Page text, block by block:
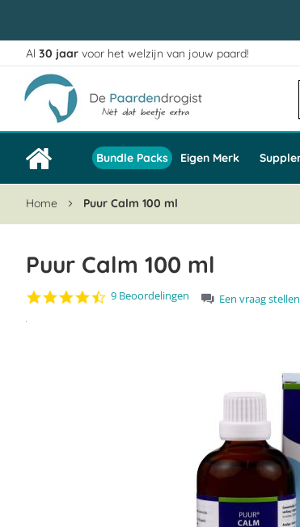
Ga
naar
de
inhoud
Al 30 jaar voor het welzijn van jouw paard!
Bundle Packs Eigen Merk
Home Puur Calm 100 ml
Puur Calm 100 ml
4.6
9 Beoordelingen
Een vraag stellen